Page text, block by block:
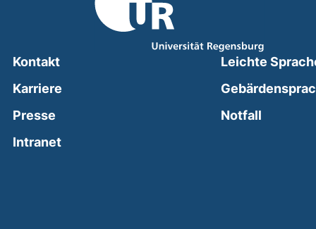
Kontakt
Karriere
Presse
Intranet(external link, opens in a new window)
Leichte
Notfall